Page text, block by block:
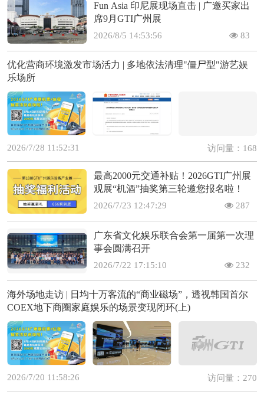
Fun Asia 印尼展现场直击 | 广邀买家出
席9月GTI广州展
2026/8/5 14:53:56 83
优化营商环境激发市场活力 | 多地依法清理"僵尸型"游艺娱
乐场所
2026/7/28 11:52:31 访问量：168
最高2000元交通补贴！2026GTI广州展
观展“机酒”抽奖第三轮邀您报名啦！
2026/7/23 12:47:29 287
广东省文化娱乐联合会第一届第一次理
事会圆满召开
2026/7/22 17:15:10 232
海外场地走访 | 日均十万客流的“商业磁场”，透视韩国首尔
COEX地下商圈家庭娱乐的场景变现闭环(上)
2026/7/20 11:58:26 访问量：270